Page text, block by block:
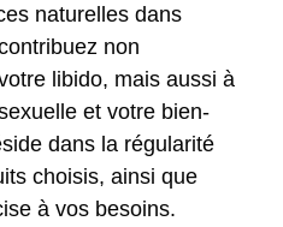
naturelles dans
non
libido, mais aussi à
et votre bien-
dans la régularité
choisis, ainsi que
à vos besoins.